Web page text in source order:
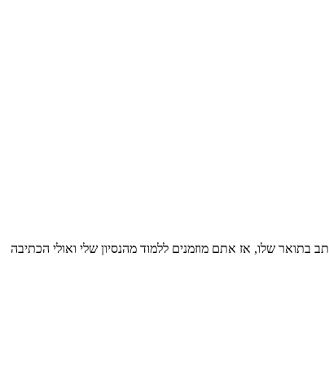
מכמה שסטודנט ממוצע כותב בתואר שלו, אז אתם מוזמנים ללמוד מהנסיון שלי ואולי הכתיבה